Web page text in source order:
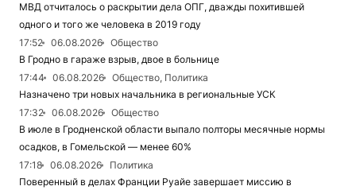
МВД отчиталось о раскрытии дела ОПГ, дважды похитившей
одного и того же человека в 2019 году
17:52
06.08.2026
Общество
В Гродно в гараже взрыв, двое в больнице
17:44
06.08.2026
Общество, Политика
Назначено три новых начальника в региональные УСК
17:32
06.08.2026
Общество
В июле в Гродненской области выпало полторы месячные нормы
осадков, в Гомельской — менее 60%
17:18
06.08.2026
Политика
Поверенный в делах Франции Руайе завершает миссию в